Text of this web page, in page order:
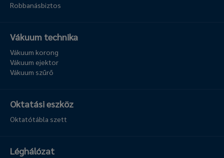
Robbanásbiztos
Vákuum technika
Vákuum korong
Vákuum ejektor
Vákuum szűrő
Oktatási eszköz
Oktatótábla szett
Léghálózat